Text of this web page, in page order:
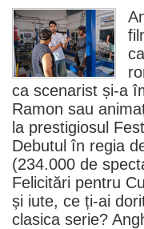
ca scenarist și-a
Ramon sau
la prestigiosul
Debutul în regia
(234.000 de
Felicitări pentru
și iute, ce ți-ai
clasica serie?